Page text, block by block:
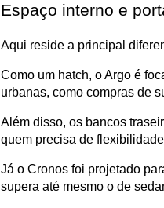
Espaço interno e
Aqui reside a principal
Como um hatch, o Argo é
urbanas, como compras de
Além disso, os bancos
quem precisa de
Já o Cronos foi projetado
supera até mesmo o de